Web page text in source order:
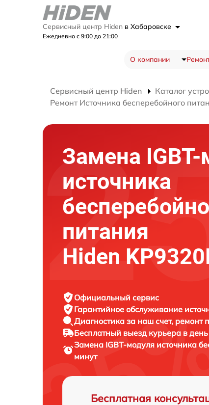
Сервисный центр Hiden в Хабаровске
Ежедневно с 9:00 до 21:00
О компании
Сервисный центр Hiden Каталог
Ремонт Источника бесперебойного
Замена
источника
питания
Hiden
Официальный сервис
Гарантийное обслуживание
Диагностика за наш счет, ремонт
Бесплатный выезд курьера в
Замена IGBT-модуля источника
минут
Бесплатная